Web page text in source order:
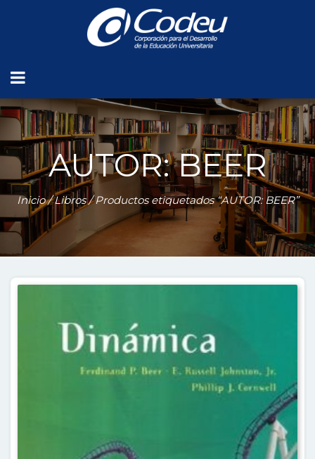
AUTOR: BEER
Inicio/Libros/ Productos etiquetados “AUTOR: BEER”